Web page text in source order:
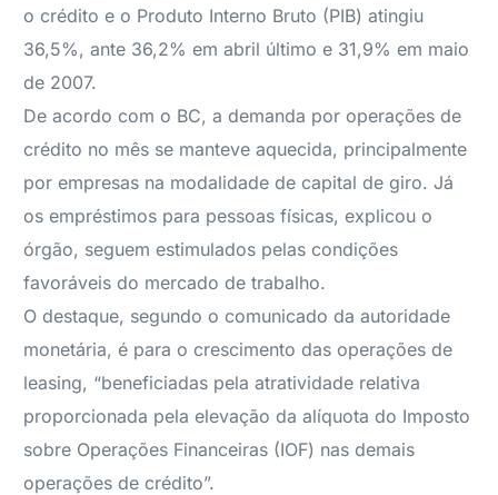
o crédito e o Produto Interno Bruto (PIB) atingiu
36,5%, ante 36,2% em abril último e 31,9% em maio
de 2007.
De acordo com o BC, a demanda por operações de
crédito no mês se manteve aquecida, principalmente
por empresas na modalidade de capital de giro. Já
os empréstimos para pessoas físicas, explicou o
órgão, seguem estimulados pelas condições
favoráveis do mercado de trabalho.
O destaque, segundo o comunicado da autoridade
monetária, é para o crescimento das operações de
leasing, “beneficiadas pela atratividade relativa
proporcionada pela elevação da alíquota do Imposto
sobre Operações Financeiras (IOF) nas demais
operações de crédito”.